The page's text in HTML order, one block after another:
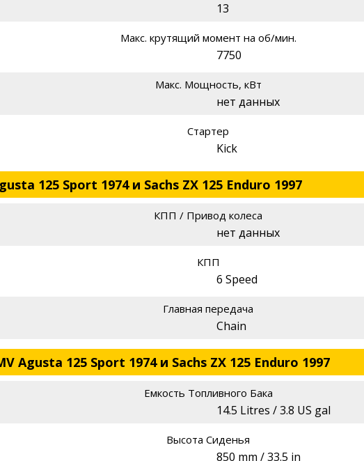
13
Макс. крутящий момент на об/мин.
7750
Макс. Мощность, кВт
нет данных
Стартер
Kick
125 Sport 1974 и Sachs ZX 125 Enduro 1997
КПП / Привод колеса
нет данных
КПП
6 Speed
Главная передача
Chain
Agusta 125 Sport 1974 и Sachs ZX 125 Enduro 1997
Емкость Топливного Бака
14.5 Litres / 3.8 US gal
Высота Сиденья
850 mm / 33.5 in